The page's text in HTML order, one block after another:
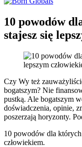
10 powodów
stajesz się
Czy Wy też
bogatszym? Nie
pustką. Ale bogatszym
doświadczenia, opinie,
poszerzają horyzonty.
10 powodów dla
człowiekiem.